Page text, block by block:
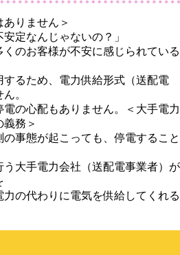
りません＞
定なんじゃないの？」
のお客様が不安に感じられている
るため、電力供給形式（送配電
。
の心配もありません。＜大手電力
務＞
事態が起こっても、停電すること
大手電力会社（送配電事業者）が
の代わりに電気を供給してくれる